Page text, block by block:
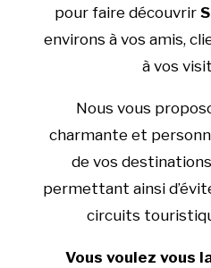
pour faire découvrir
environs à vos amis,
à vos
Nous vous
charmante et
de vos
permettant ainsi
circuits
Vous voulez vous